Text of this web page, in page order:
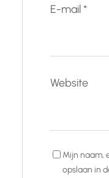
E-mail*
Website
Mijn naam,
opslaan in